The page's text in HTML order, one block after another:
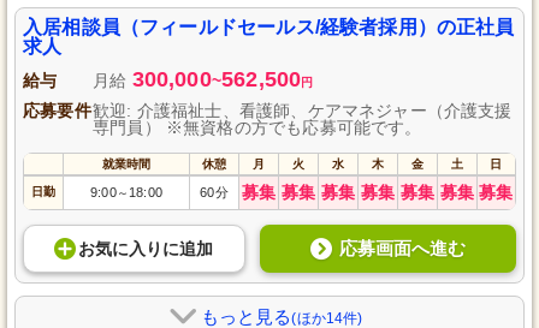
入居相談員（フィールドセールス/経験者採用）の正社員
求人
給与 月給 300,000~562,500円
応募要件歓迎: 介護福祉士、看護師、ケアマネジャー（介護支援
専門員） ※無資格の方でも応募可能です。
就業時間 休憩 月 火 水 木 金 土 日
日勤 9:00～ 18:00 60分 募集 募集 募集 募集 募集 募集 募集
お気に入り に追加 応募画面へ進む
もっと見る(ほか14件)